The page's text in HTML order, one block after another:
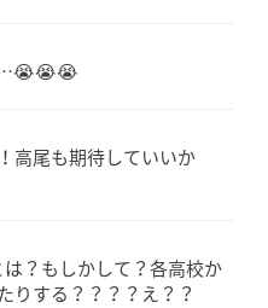
…😭😭😭
高尾も期待していいか
？もしかして？各高校か
りする？？？？え？？